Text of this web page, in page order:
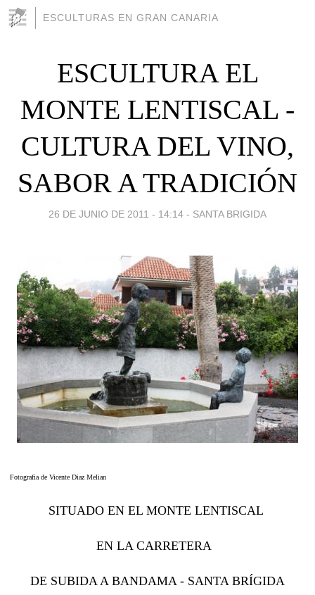
ESCULTURAS EN GRAN CANARIA
ESCULTURA EL
MONTE LENTISCAL -
CULTURA DEL VINO,
SABOR A TRADICIÓN
26 DE JUNIO DE 2011 - 14:14 - SANTA BRIGIDA
Fotografia de Vicente Diaz Melian
SITUADO EN EL MONTE LENTISCAL
EN LA CARRETERA
DE SUBIDA A BANDAMA - SANTA BRÍGIDA